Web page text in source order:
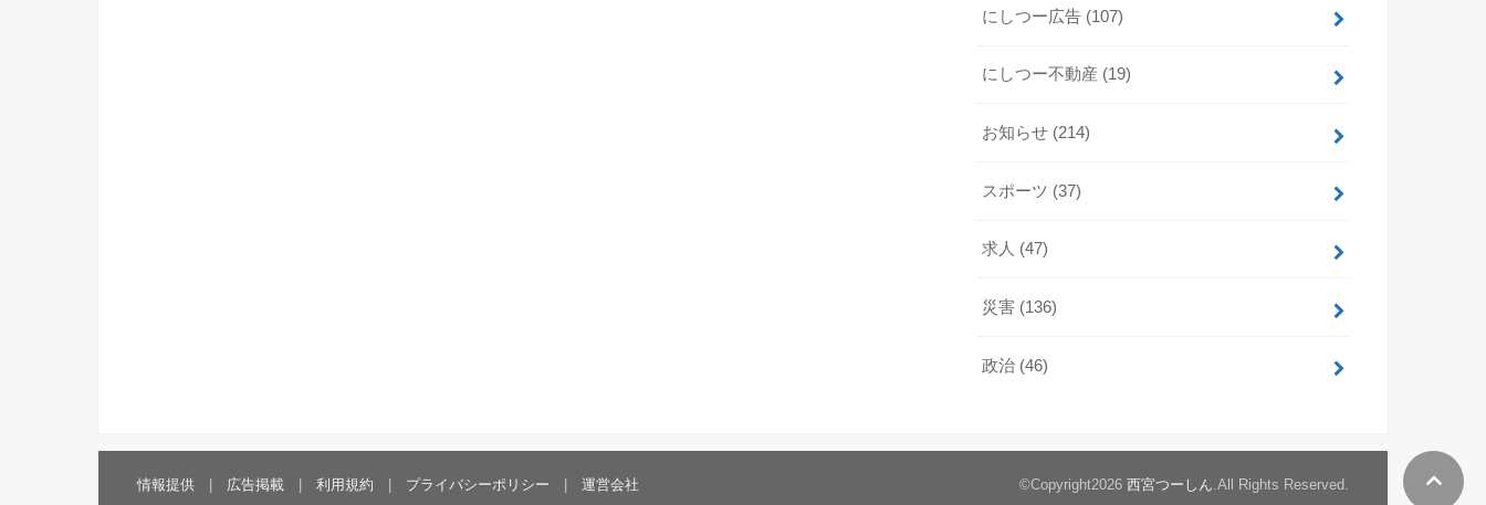
にしつー広告 (107)
にしつー不動産 (19)
お知らせ (214)
スポーツ (37)
求人 (47)
災害 (136)
政治 (46)
情報提供 広告掲載 利用規約 プライバシーポリシー 運営会社 ©Copyright2026 西宮つーしん.All Rights Reserved.